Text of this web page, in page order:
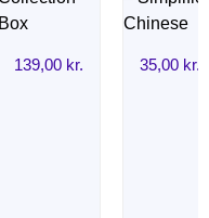
139,00 kr. 35,00 kr.